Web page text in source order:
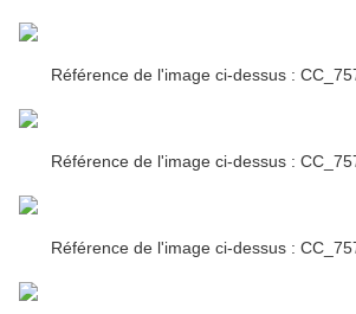
Référence de l'image ci-dessus :
Référence de l'image ci-dessus :
Référence de l'image ci-dessus :